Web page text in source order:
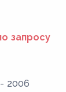
запросу
2006